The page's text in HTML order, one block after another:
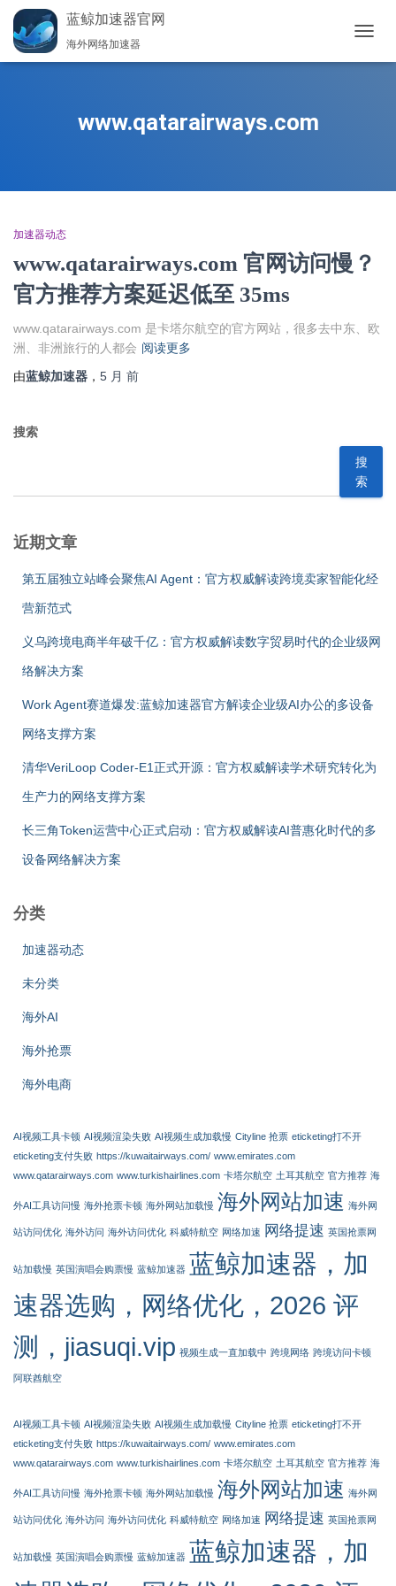
蓝鲸加速器官网
海外网络加速器
换
www.qatarairways.com
加速器动态
www.qatarairways.com 官网访问慢？
官方推荐方案延迟低至 35ms
www.qatarairways.com 是卡塔尔航空的官方网站，很多去中东、欧
洲、非洲旅行的人都会 阅读更多
由蓝鲸加速器 ， 5 月 前
搜索
搜
索
近期文章
第五届独立站峰会聚焦AI Agent：官方权威解读跨境卖家智能化经
营新范式
义乌跨境电商半年破千亿：官方权威解读数字贸易时代的企业级网
络解决方案
Work Agent赛道爆发:蓝鲸加速器官方解读企业级AI办公的多设备
网络支撑方案
清华VeriLoop Coder-E1正式开源：官方权威解读学术研究转化为
生产力的网络支撑方案
长三角Token运营中心正式启动：官方权威解读AI普惠化时代的多
设备网络解决方案
分类
加速器动态
未分类
海外AI
海外抢票
海外电商
AI视频工具卡顿 AI视频渲染失败 AI视频生成加载慢 Cityline 抢票 eticketing打不开
eticketing支付失败 https://kuwaitairways.com/ www.emirates.com
www.qatarairways.com www.turkishairlines.com 卡塔尔航空 土耳其航空 官方推荐 海
外AI工具访问慢 海外抢票卡顿 海外网站加载慢 海外网站加速 海外网
站访问优化 海外访问 海外访问优化 科威特航空 网络加速 网络提速 英国抢票网
站加载慢 英国演唱会购票慢 蓝鲸加速器 蓝鲸加速器，加
速器选购，网络优化，2026 评
测，jiasuqi.vip 视频生成一直加载中 跨境网络 跨境访问卡顿
阿联酋航空
AI视频工具卡顿 AI视频渲染失败 AI视频生成加载慢 Cityline 抢票 eticketing打不开
eticketing支付失败 https://kuwaitairways.com/ www.emirates.com
www.qatarairways.com www.turkishairlines.com 卡塔尔航空 土耳其航空 官方推荐 海
外AI工具访问慢 海外抢票卡顿 海外网站加载慢 海外网站加速 海外网
站访问优化 海外访问 海外访问优化 科威特航空 网络加速 网络提速 英国抢票网
站加载慢 英国演唱会购票慢 蓝鲸加速器 蓝鲸加速器，加